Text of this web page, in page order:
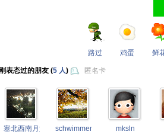
路过 鸡蛋 鲜
刚表态过的朋友 (5 人) 匿名卡
塞北西南月如霜 schwimmengool mksln